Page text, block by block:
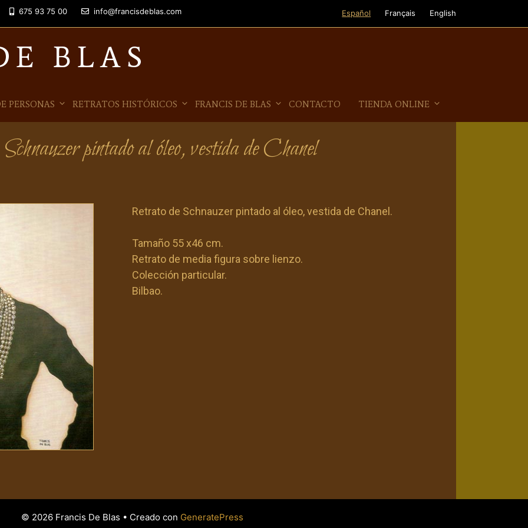
675 93 75 00 info@francisdeblas.com Español Français English
BLAS
PERSONAS RETRATOS HISTÓRICOS FRANCIS DE BLAS CONTACTO TIENDA ONLINE
pintado al óleo, vestida de Chanel
Retrato de Schnauzer pintado al óleo, vestida de Chanel.
Tamaño 55 x46 cm.
Retrato de media figura sobre lienzo.
Colección particular.
Bilbao.
© 2026 Francis De Blas • Creado con GeneratePress